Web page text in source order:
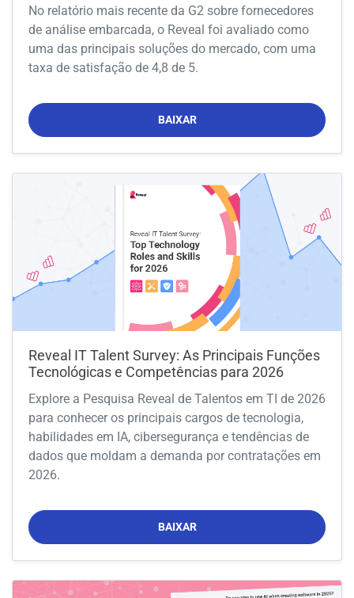
No relatório mais recente da G2 sobre fornecedores
de análise embarcada, o Reveal foi avaliado como
uma das principais soluções do mercado, com uma
taxa de satisfação de 4,8 de 5.
BAIXAR
Reveal IT Talent Survey: As Principais Funções
Tecnológicas e Competências para 2026
Explore a Pesquisa Reveal de Talentos em TI de 2026
para conhecer os principais cargos de tecnologia,
habilidades em IA, cibersegurança e tendências de
dados que moldam a demanda por contratações em
2026.
BAIXAR